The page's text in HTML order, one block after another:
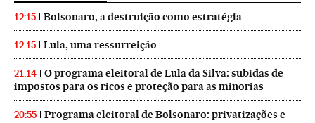
12:15 Bolsonaro, a destruição como estratégia
12:15 Lula, uma ressurreição
21:14
O programa eleitoral de Lula da Silva: subidas de
impostos para os ricos e proteção para as minorias
20:55
Programa eleitoral de Bolsonaro: privatizações e